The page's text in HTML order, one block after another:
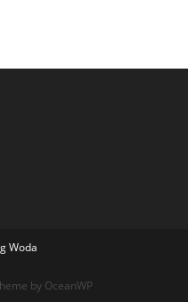
Woda
by OceanWP